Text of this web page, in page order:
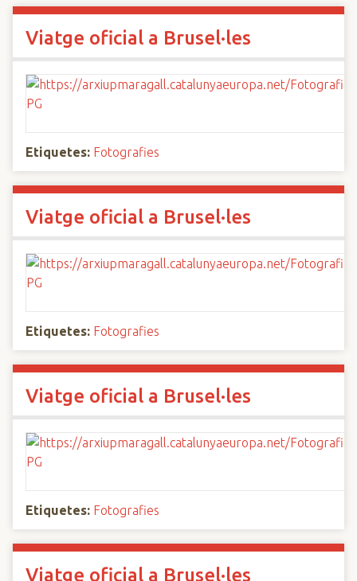
Viatge oficial a Brusel·les
Etiquetes: Fotografies
Viatge oficial a Brusel·les
Etiquetes: Fotografies
Viatge oficial a Brusel·les
Etiquetes: Fotografies
Viatge oficial a Brusel·les